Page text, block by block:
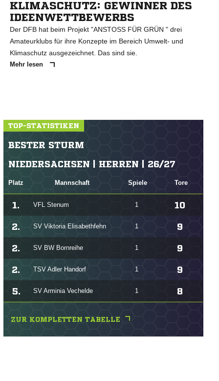
KLIMASCHUTZ: GEWINNER DES
IDEENWETTBEWERBS
Der DFB hat beim Projekt "ANSTOSS FÜR GRÜN " drei
Amateurklubs für ihre Konzepte im Bereich Umwelt- und
Klimaschutz ausgezeichnet. Das sind sie.
Mehr lesen
TOP-STATISTIKEN
BESTER STURM
NIEDERSACHSEN | HERREN | 26/27
Platz Mannschaft Spiele Tore
1. VFL Stenum 1 10
2. SV Viktoria Elisabethfehn 1 9
2. SV BW Bornreihe 1 9
2. TSV Adler Handorf 1 9
5. SV Arminia Vechelde 1 8
ZUR KOMPLETTEN TABELLE